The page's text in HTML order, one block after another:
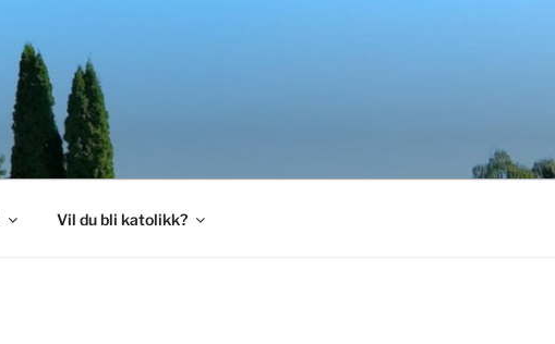
Vil du bli katolikk?